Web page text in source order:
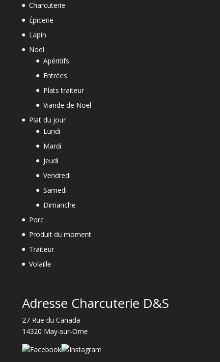
Charcuterie
Épicerie
Lapin
Noel
Apéritifs
Entrées
Plats traiteur
Viande de Noël
Plat du jour
Lundi
Mardi
Jeudi
Vendredi
Samedi
Dimanche
Porc
Produit du moment
Traiteur
Volaille
Adresse Charcuterie D&S
27 Rue du Canada
14320 May-sur-Orne